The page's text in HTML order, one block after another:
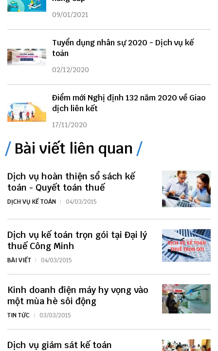
09/01/2021
Tuyển dụng nhân sự 2020 - Dịch vụ kế
toán
02/12/2020
Điểm mới Nghị định 132 năm 2020 về Giao
dịch liên kết
17/11/2020
Bài viết liên quan
Dịch vụ hoàn thiện sổ sách kế
toán - Quyết toán thuế
DỊCH VỤ KẾ TOÁN 04/03/2015
Dịch vụ kế toán trọn gói tại Đại lý
thuế Công Minh
BÀI VIẾT 04/03/2015
Kinh doanh điện máy hy vọng vào
một mùa hè sôi động
TIN TỨC 03/03/2015
Dịch vụ giám sát kế toán